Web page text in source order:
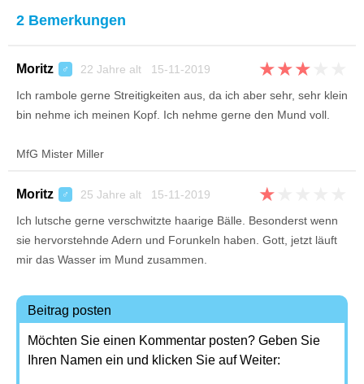
2 Bemerkungen
Moritz ♂ 22 Jahre alt 15-11-2019 ★★★
Ich rambole gerne Streitigkeiten aus, da ich aber sehr, sehr klein
bin nehme ich meinen Kopf. Ich nehme gerne den Mund voll.
MfG Mister Miller
Moritz ♂ 25 Jahre alt 15-11-2019 ★
Ich lutsche gerne verschwitzte haarige Bälle. Besonderst wenn
sie hervorstehnde Adern und Forunkeln haben. Gott, jetzt läuft
mir das Wasser im Mund zusammen.
Beitrag posten
Möchten Sie einen Kommentar posten? Geben Sie
Ihren Namen ein und klicken Sie auf Weiter: